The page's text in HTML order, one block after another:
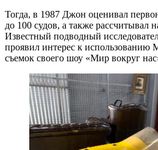
Тогда, в 1987 Джон оценивал
до 100 судов, а также рассчитывал
Известный подводный
проявил интерес к использованию
съемок своего шоу «Мир вокруг